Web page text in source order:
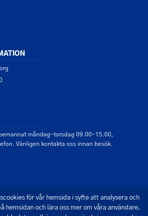
måndag-torsdag 09.00-15.00,
Vänligen kontakta oss innan besök.
för vår hemsida i syfte att analysera och
hemsidan och lära oss mer om våra användare.